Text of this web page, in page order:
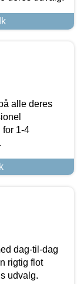
alle deres
for 1-4
dag-til-dag
rigtig flot
udvalg.